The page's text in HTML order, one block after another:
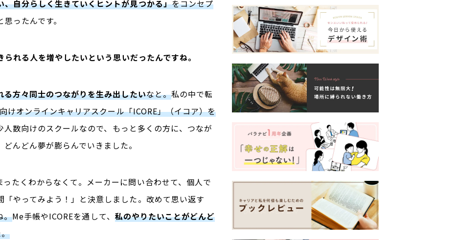
、自分らしく生きていくヒントが見つかる」をコンセプ
思ったんです。
れる人を増やしたいという思いだったんですね。
る方々同士のつながりを生み出したいなと。私の中で転
けオンラインキャリアスクール「ICORE」（イコア）を
人数向けのスクールなので、もっと多くの方に、つなが
んどん夢が膨らんでいきました。
たくわからなくて。メーカーに問い合わせて、個人で
やってみよう！」と決意しました。改めて思い返す
。Me手帳やICOREを通して、 私のやりたいことがどんど